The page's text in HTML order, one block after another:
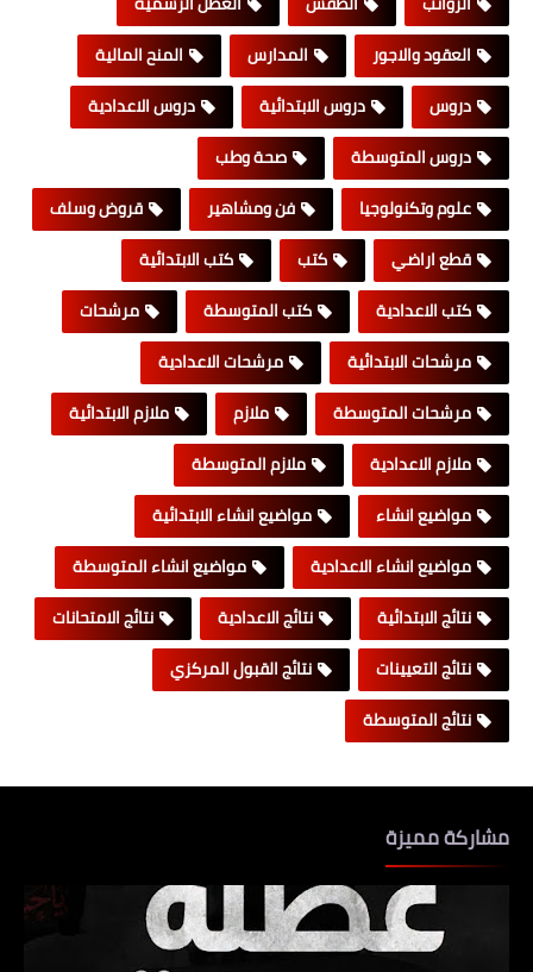
العقود والاجور
المدارس
المنح المالية
دروس
دروس الابتدائية
دروس الاعدادية
دروس المتوسطة
صحة وطب
علوم وتكنولوجيا
فن ومشاهير
قروض وسلف
قطع اراضي
كتب
كتب الابتدائية
كتب الاعدادية
كتب المتوسطة
مرشحات
مرشحات الابتدائية
مرشحات الاعدادية
مرشحات المتوسطة
ملازم
ملازم الابتدائية
ملازم الاعدادية
ملازم المتوسطة
مواضيع انشاء
مواضيع انشاء الابتدائية
مواضيع انشاء الاعدادية
مواضيع انشاء المتوسطة
نتائج الابتدائية
نتائج الاعدادية
نتائج الامتحانات
نتائج التعيينات
نتائج القبول المركزي
نتائج المتوسطة
مشاركة مميزة